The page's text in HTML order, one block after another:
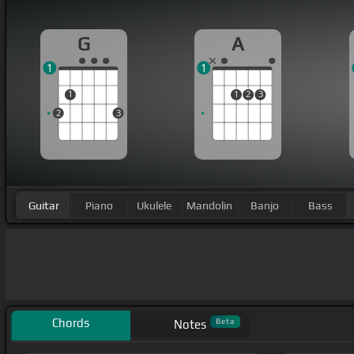
G
2
1
3
1
A
1 2 3
1
Guitar Piano Ukulele Mandolin Banjo Bass
Chords Notes Beta